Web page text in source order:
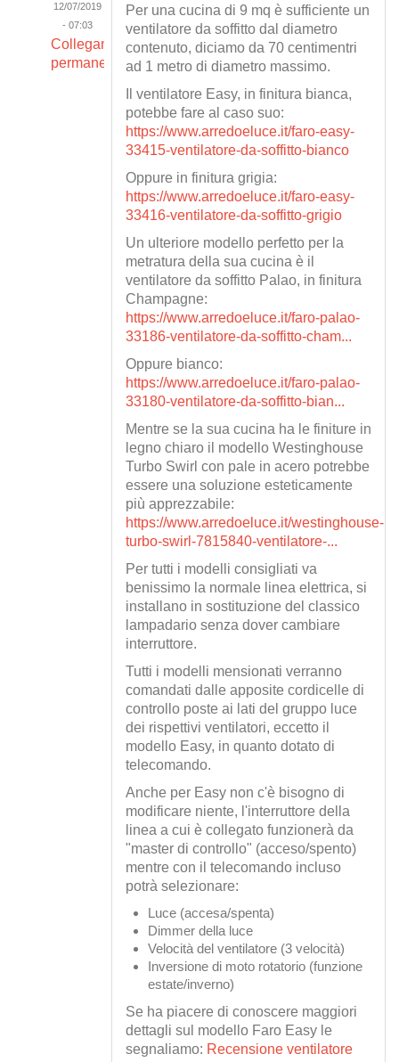
12/07/2019
- 07:03
Collegamento
permanente
Per una cucina di 9 mq è sufficiente un
ventilatore da soffitto dal diametro
contenuto, diciamo da 70 centimentri
ad 1 metro di diametro massimo.
Il ventilatore Easy, in finitura bianca,
potebbe fare al caso suo:
https://www.arredoeluce.it/faro-easy-
33415-ventilatore-da-soffitto-bianco
Oppure in finitura grigia:
https://www.arredoeluce.it/faro-easy-
33416-ventilatore-da-soffitto-grigio
Un ulteriore modello perfetto per la
metratura della sua cucina è il
ventilatore da soffitto Palao, in finitura
Champagne:
https://www.arredoeluce.it/faro-palao-
33186-ventilatore-da-soffitto-cham...
Oppure bianco:
https://www.arredoeluce.it/faro-palao-
33180-ventilatore-da-soffitto-bian...
Mentre se la sua cucina ha le finiture in
legno chiaro il modello Westinghouse
Turbo Swirl con pale in acero potrebbe
essere una soluzione esteticamente
più apprezzabile:
https://www.arredoeluce.it/westinghouse-
turbo-swirl-7815840-ventilatore-...
Per tutti i modelli consigliati va
benissimo la normale linea elettrica, si
installano in sostituzione del classico
lampadario senza dover cambiare
interruttore.
Tutti i modelli mensionati verranno
comandati dalle apposite cordicelle di
controllo poste ai lati del gruppo luce
dei rispettivi ventilatori, eccetto il
modello Easy, in quanto dotato di
telecomando.
Anche per Easy non c'è bisogno di
modificare niente, l'interruttore della
linea a cui è collegato funzionerà da
"master di controllo" (acceso/spento)
mentre con il telecomando incluso
potrà selezionare:
Luce (accesa/spenta)
Dimmer della luce
Velocità del ventilatore (3 velocità)
Inversione di moto rotatorio (funzione
estate/inverno)
Se ha piacere di conoscere maggiori
dettagli sul modello Faro Easy le
segnaliamo: Recensione ventilatore